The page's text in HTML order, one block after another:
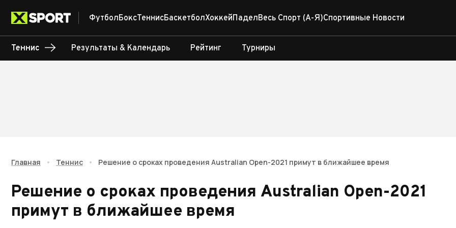
ФутболБоксТеннисБаскетболХоккейПаделВесь Спорт (А-Я)Спортивные Новости
Теннис Результаты & Календарь Рейтинг Турниры
Главная • Теннис • Решение о сроках проведения Australian Open-2021 примут в ближайшее время
Решение о сроках проведения Australian Open-2021
примут в ближайшее время